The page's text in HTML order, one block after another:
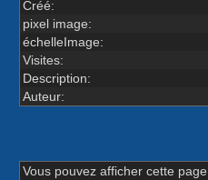
Créé:
pixel image:
échelleImage:
Visites:
Description:
Auteur:
Vous pouvez afficher cette